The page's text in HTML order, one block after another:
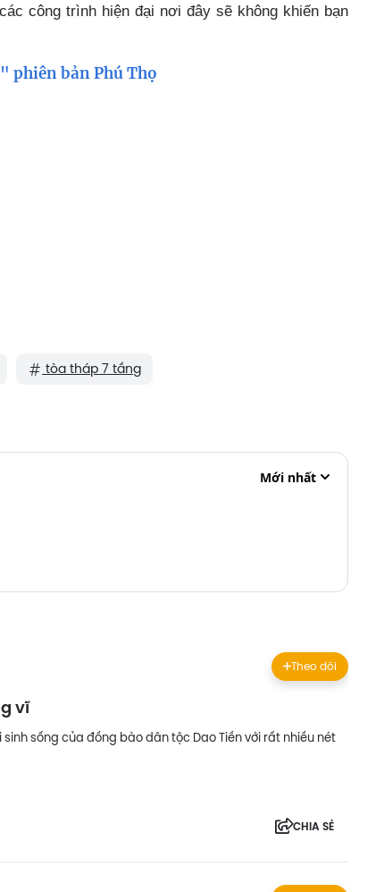
công trình hiện đại nơi đây sẽ không khiến bạn
phiên bản Phú Thọ
tòa tháp 7 tầng
Mới nhất
Theo dõi
vĩ
sống của đồng bào dân tộc Dao Tiền với rất nhiều nét
CHIA SẺ